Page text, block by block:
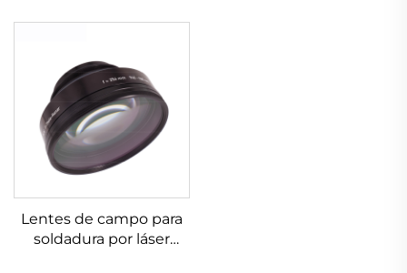
Lentes de campo para
soldadura por láser